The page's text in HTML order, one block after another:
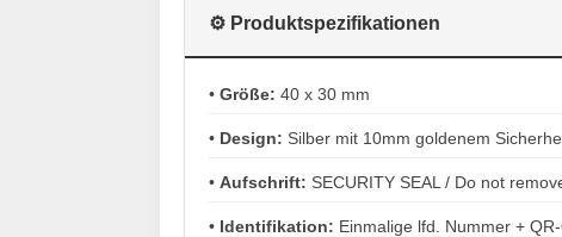
⚙️ Produktspezifikationen
•Größe: 40 x 30 mm
• Design: Silber mit 10mm goldenem
•Aufschrift: SECURITY SEAL / Do not
• Identifikation: Einmalige lfd. Nummer +